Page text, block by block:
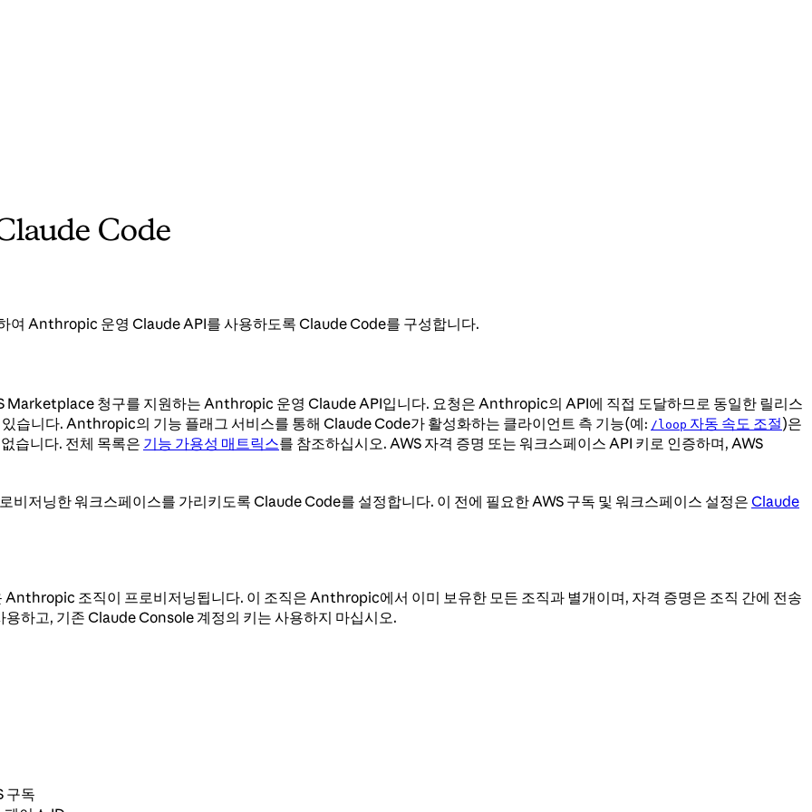
Code
여 Anthropic 운영 Claude API를 사용하도록 Claude Code를 구성합니다.
Marketplace 청구를 지원하는 Anthropic 운영 Claude API입니다. 요청은 Anthropic의 API에 직접 도달하므로 동일한 릴리스
습니다. Anthropic의 기능 플래그 서비스를 통해 Claude Code가 활성화하는 클라이언트 측 기능(예: /loop 자동 속도 조절)은
습니다. 전체 목록은 기능 가용성 매트릭스를 참조하십시오. AWS 자격 증명 또는 워크스페이스 API 키로 인증하며, AWS
저닝한 워크스페이스를 가리키도록 Claude Code를 설정합니다. 이 전에 필요한 AWS 구독 및 워크스페이스 설정은 Claude
조직이 프로비저닝됩니다. 이 조직은 Anthropic에서 이미 보유한 모든 조직과 별개이며, 자격 증명은 조직 간에 전송
하고, 기존 Claude Console 계정의 키는 사용하지 마십시오.
구독